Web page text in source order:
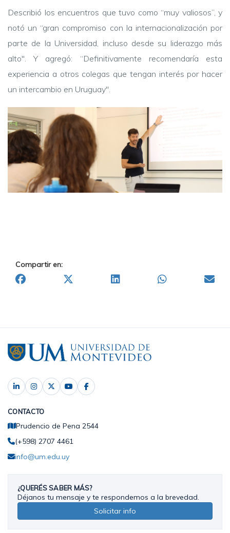
Describió los encuentros que tuvo como “muy valiosos”, y
notó un “gran compromiso con la internacionalización por
parte de la Universidad, incluso desde su liderazgo más
alto".Y agregó: “Definitivamente recomendaría esta
experiencia a otros colegas que tengan interés por hacer
un intercambio en Uruguay".
Compartir en:
CONTACTO
Prudencio de Pena 2544
(+598) 2707 4461
info@um.edu.uy
¿QUERÉS SABER MÁS?
Déjanos tu mensaje y te respondemos a la brevedad.
Solicitar info